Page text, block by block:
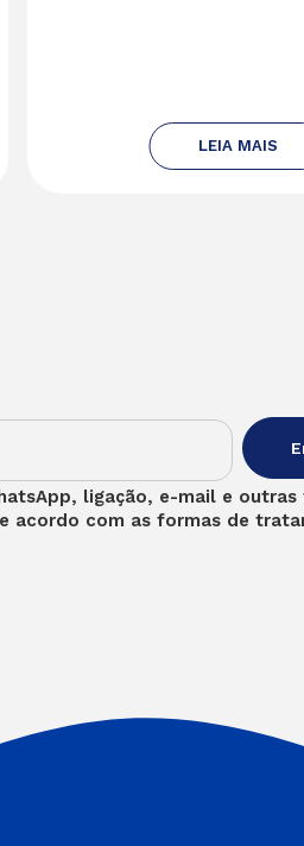
LEIA MAIS
ligação, e-mail e outras
acordo com as formas de